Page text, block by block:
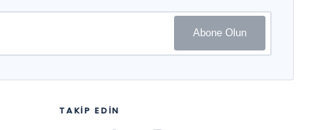
Abone Olun
TAKİP EDİN